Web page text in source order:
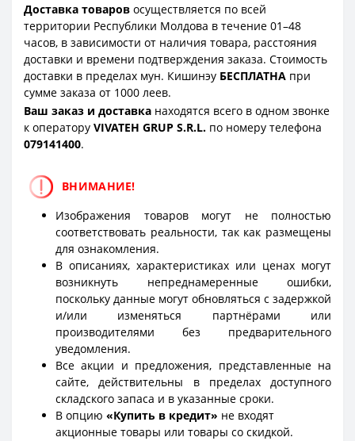
Доставка товаров осуществляется по всей
территории Республики Молдова в течение 01–48
часов, в зависимости от наличия товара, расстояния
доставки и времени подтверждения заказа. Стоимость
доставки в пределах мун. Кишинэу БЕСПЛАТНА при
сумме заказа от 1000 леев.
Ваш заказ и доставка находятся всего в одном звонке
к оператору VIVATEH GRUP S.R.L. по номеру телефона
079141400.
ВНИМАНИЕ!
Изображения товаров могут не полностью
соответствовать реальности, так как размещены
для ознакомления.
В описаниях, характеристиках или ценах могут
возникнуть непреднамеренные ошибки,
поскольку данные могут обновляться с задержкой
и/или изменяться партнёрами или
производителями без предварительного
уведомления.
Все акции и предложения, представленные на
сайте, действительны в пределах доступного
складского запаса и в указанные сроки.
В опцию «Купить в кредит» не входят
акционные товары или товары со скидкой.